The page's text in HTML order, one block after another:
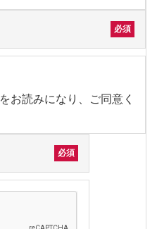
をお読みになり、ご同意く